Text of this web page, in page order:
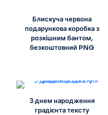
Блискуча червона
подарункова коробка з
розкішним бантом,
безкоштовний PNG
З днем народження
градієнта тексту